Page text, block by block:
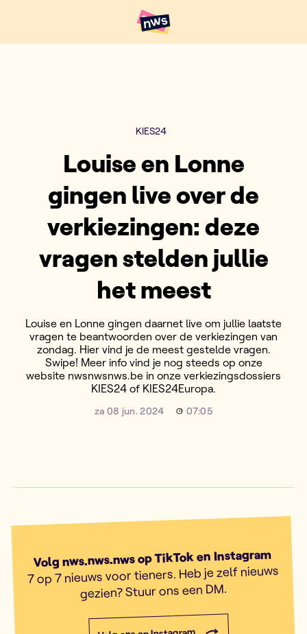
Hoofdpunten VRT NWS
KIES24
Louise en Lonne
gingen live over de
verkiezingen: deze
vragen stelden jullie
het meest
Louise en Lonne gingen daarnet live om jullie laatste
vragen te beantwoorden over de verkiezingen van
zondag. Hier vind je de meest gestelde vragen.
Swipe! Meer info vind je nog steeds op onze
website nwsnwsnws.be in onze verkiezingsdossiers
KIES24 of KIES24Europa.
za 08 jun. 2024 07:05
Volg nws.nws.nws op TikTok en Instagram
7 op 7 nieuws voor tieners. Heb je zelf nieuws
gezien? Stuur ons een DM.